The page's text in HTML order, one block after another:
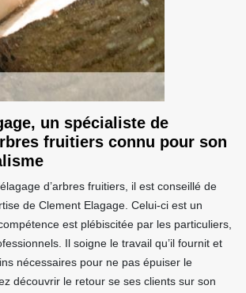
un spécialiste de
fruitiers connu pour son
d’arbres fruitiers, il est conseillé de
de Clement Elagage. Celui-ci est un
est plébiscitée par les particuliers,
Il soigne le travail qu’il fournit et
nécessaires pour ne pas épuiser le
découvrir le retour se ses clients sur son